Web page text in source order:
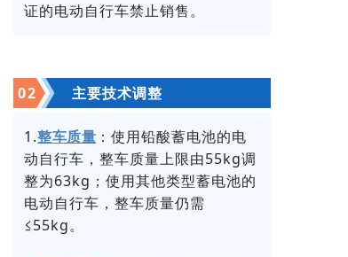
证的电动自行车禁止销售。
02 主要技术调整
1.整车质量 ：使用铅酸蓄电池的电
动自行车，整车质量上限由55kg调
整为63kg；使用其他类型蓄电池的
电动自行车，整车质量仍需
≤55kg。